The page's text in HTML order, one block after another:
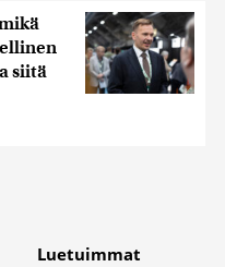
miten käytät
yhdistää näitä
heille tai joita on
palvelujaan. Tietoja
siitä
Luetuimmat